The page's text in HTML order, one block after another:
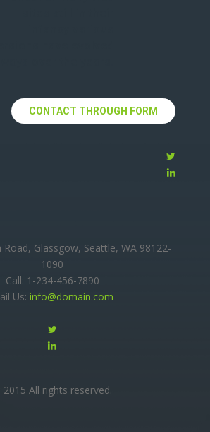
CONTACT THROUGH FORM
Glassgow, Seattle, WA 98122-
1090
Call: 1-234-456-7890
Us: info@domain.com
All rights reserved.